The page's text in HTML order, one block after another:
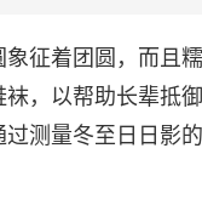
征着团圆，而且
，以帮助长辈抵
测量冬至日日影